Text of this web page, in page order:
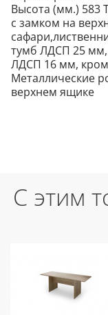
Высота (мм.) 583
с замком на
тумб ЛДСП 25
ЛДСП 16 мм,
Металлические
верхнем ящике
С этим